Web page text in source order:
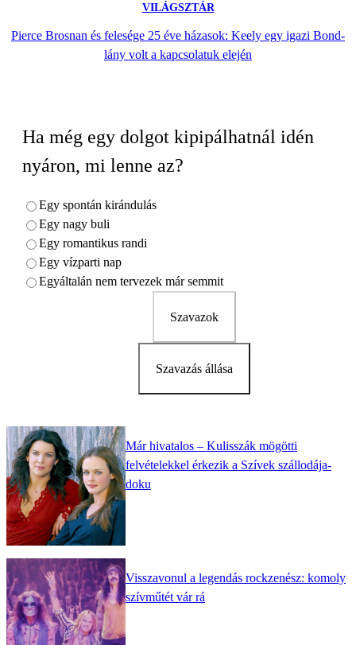
VILÁGSZTÁR
Pierce Brosnan és felesége 25 éve házasok: Keely egy igazi Bond-
lány volt a kapcsolatuk elején
Ha még egy dolgot kipipálhatnál idén
nyáron, mi lenne az?
Egy spontán kirándulás
Egy nagy buli
Egy romantikus randi
Egy vízparti nap
Egyáltalán nem tervezek már semmit
Szavazok
Szavazás állása
Már hivatalos – Kulisszák mögötti
felvételekkel érkezik a Szívek szállodája-
doku
Visszavonul a legendás rockzenész: komoly
szívműtét vár rá